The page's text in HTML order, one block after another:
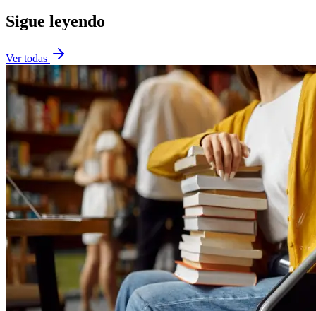
Sigue leyendo
Ver todas